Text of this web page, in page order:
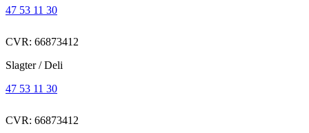
47 53 11 30
CVR: 66873412
Slagter / Deli
47 53 11 30
CVR: 66873412